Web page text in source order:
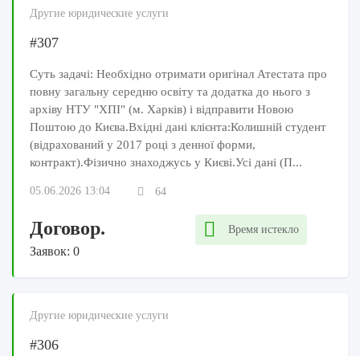
Другие юридические услуги
#307
Суть задачі: Необхідно отримати оригінал Атестата про
повну загальну середню освіту та додатка до нього з
архіву НТУ "ХПІ" (м. Харків) і відправити Новою
Поштою до Києва.Вхідні дані клієнта:Колишній студент
(відрахований у 2017 році з денної форми,
контракт).Фізично знаходжусь у Києві.Усі дані (П...
05.06.2026 13:04 64
Договор.
Заявок: 0
Время истекло
Другие юридические услуги
#306